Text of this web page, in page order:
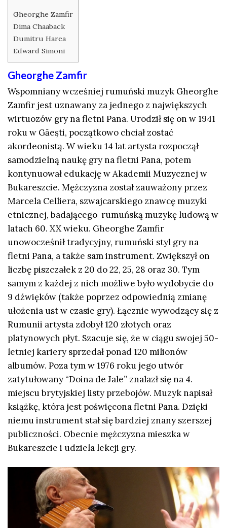
Gheorghe Zamfir
Dima Chaaback
Dumitru Harea
Edward Simoni
Gheorghe Zamfir
Wspomniany wcześniej rumuński muzyk Gheorghe
Zamfir jest uznawany za jednego z największych
wirtuozów gry na fletni Pana. Urodził się on w 1941
roku w Găești, początkowo chciał zostać
akordeonistą. W wieku 14 lat artysta rozpoczął
samodzielną naukę gry na fletni Pana, potem
kontynuował edukację w Akademii Muzycznej w
Bukareszcie. Mężczyzna został zauważony przez
Marcela Celliera, szwajcarskiego znawcę muzyki
etnicznej, badającego rumuńską muzykę ludową w
latach 60. XX wieku. Gheorghe Zamfir
unowocześnił tradycyjny, rumuński styl gry na
fletni Pana, a także sam instrument. Zwiększył on
liczbę piszczałek z 20 do 22, 25, 28 oraz 30. Tym
samym z każdej z nich możliwe było wydobycie do
9 dźwięków (także poprzez odpowiednią zmianę
ułożenia ust w czasie gry). Łącznie wywodzący się z
Rumunii artysta zdobył 120 złotych oraz
platynowych płyt. Szacuje się, że w ciągu swojej 50-
letniej kariery sprzedał ponad 120 milionów
albumów. Poza tym w 1976 roku jego utwór
zatytułowany “Doina de Jale” znalazł się na 4.
miejscu brytyjskiej listy przebojów. Muzyk napisał
książkę, która jest poświęcona fletni Pana. Dzięki
niemu instrument stał się bardziej znany szerszej
publiczności. Obecnie mężczyzna mieszka w
Bukareszcie i udziela lekcji gry.